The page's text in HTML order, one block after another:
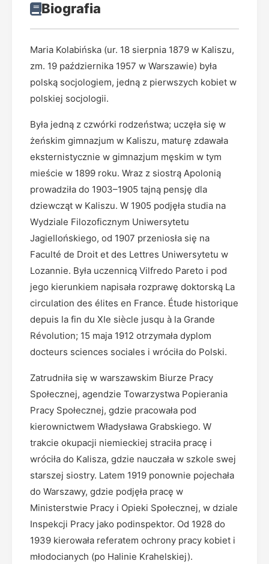
Biografia
Maria Kolabińska (ur. 18 sierpnia 1879 w Kaliszu,
zm. 19 października 1957 w Warszawie) była
polską socjologiem, jedną z pierwszych kobiet w
polskiej socjologii.
Była jedną z czwórki rodzeństwa; uczęła się w
żeńskim gimnazjum w Kaliszu, maturę zdawała
eksternistycznie w gimnazjum męskim w tym
mieście w 1899 roku. Wraz z siostrą Apolonią
prowadziła do 1903–1905 tajną pensję dla
dziewcząt w Kaliszu. W 1905 podjęła studia na
Wydziale Filozoficznym Uniwersytetu
Jagiellońskiego, od 1907 przeniosła się na
Faculté de Droit et des Lettres Uniwersytetu w
Lozannie. Była uczennicą Vilfredo Pareto i pod
jego kierunkiem napisała rozprawę doktorską La
circulation des élites en France. Étude historique
depuis la fin du XIe siècle jusqu à la Grande
Révolution; 15 maja 1912 otrzymała dyplom
docteurs sciences sociales i wróciła do Polski.
Zatrudniła się w warszawskim Biurze Pracy
Społecznej, agendzie Towarzystwa Popierania
Pracy Społecznej, gdzie pracowała pod
kierownictwem Władysława Grabskiego. W
trakcie okupacji niemieckiej straciła pracę i
wróciła do Kalisza, gdzie nauczała w szkole swej
starszej siostry. Latem 1919 ponownie pojechała
do Warszawy, gdzie podjęła pracę w
Ministerstwie Pracy i Opieki Społecznej, w dziale
Inspekcji Pracy jako podinspektor. Od 1928 do
1939 kierowała referatem ochrony pracy kobiet i
młodocianych (po Halinie Krahelskiej).